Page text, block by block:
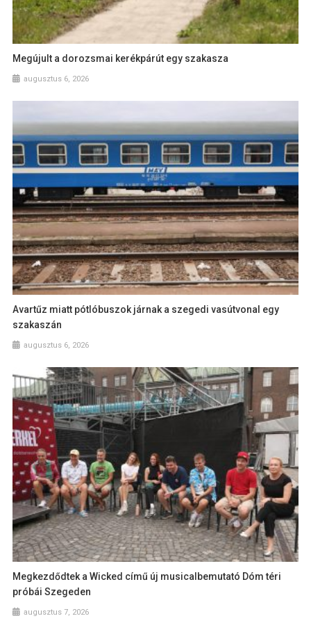
Megújult a dorozsmai kerékpárút egy szakasza
augusztus 6, 2026
Avartűz miatt pótlóbuszok járnak a szegedi vasútvonal egy
szakaszán
augusztus 6, 2026
Megkezdődtek a Wicked című új musicalbemutató Dóm téri
próbái Szegeden
augusztus 7, 2026